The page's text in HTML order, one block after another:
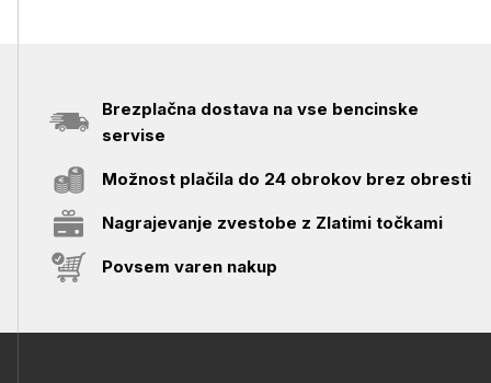
Brezplačna dostava na vse bencinske
servise
Možnost plačila do 24 obrokov brez obresti
Nagrajevanje zvestobe z Zlatimi točkami
Povsem varen nakup